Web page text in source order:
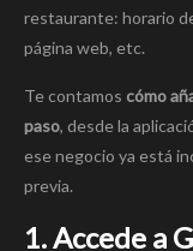
restaurante: horario
página web, etc.
Te contamos cómo
paso, desde la
ese negocio ya está
previa.
1. Accede a